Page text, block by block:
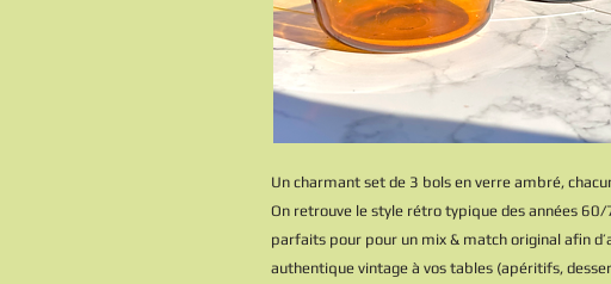
Un charmant set de 3 bols en verre ambré,
On retrouve le style rétro typique des années 60/
parfaits pour pour un mix & match original afin
authentique vintage à vos tables (apéritifs,